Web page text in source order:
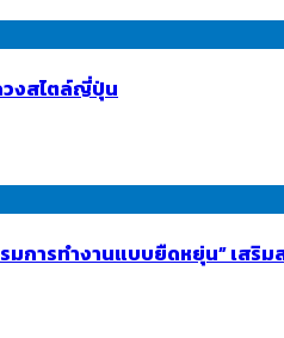
วงสไตล์ญี่ปุ่น
มการทำงานแบบยืดหยุ่น” เสริ